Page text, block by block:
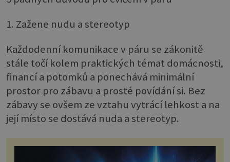
1. Zažene nudu a stereotyp
Každodenní komunikace v páru se zákonitě
stále točí kolem praktických témat domácnosti,
financí a potomků a ponechává minimální
prostor pro zábavu a prosté povídání si. Bez
zábavy se ovšem ze vztahu vytrácí lehkost a na
její místo se dostává nuda a stereotyp.